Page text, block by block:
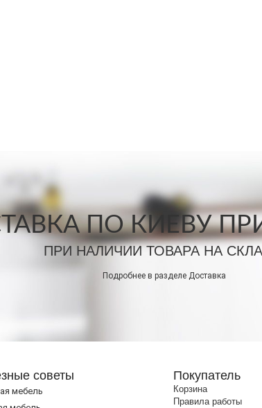
ПО КИЕВУ
ПРИ НАЛИЧИИ ТОВАРА НА
Подробнее в разделе Доставка
советы
мебель
Покупатель
Корзина
Правила работы